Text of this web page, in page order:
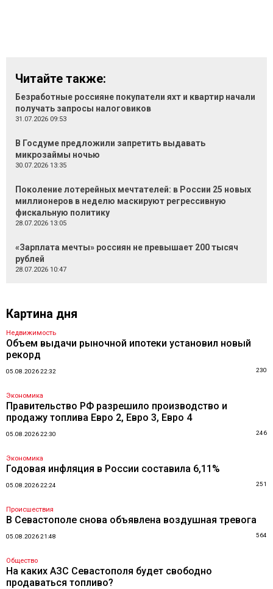
Читайте также:
Безработные россияне покупатели яхт и квартир начали
получать запросы налоговиков
31.07.2026 09:53
В Госдуме предложили запретить выдавать
микрозаймы ночью
30.07.2026 13:35
Поколение лотерейных мечтателей: в России 25 новых
миллионеров в неделю маскируют регрессивную
фискальную политику
28.07.2026 13:05
«Зарплата мечты» россиян не превышает 200 тысяч
рублей
28.07.2026 10:47
Картина дня
Недвижимость
Объем выдачи рыночной ипотеки установил новый
рекорд
05.08.2026 22:32 230
Экономика
Правительство РФ разрешило производство и
продажу топлива Евро 2, Евро 3, Евро 4
05.08.2026 22:30 246
Экономика
Годовая инфляция в России составила 6,11%
05.08.2026 22:24 251
Происшествия
В Севастополе снова объявлена воздушная тревога
05.08.2026 21:48 564
Общество
На каких АЗС Севастополя будет свободно
продаваться топливо?